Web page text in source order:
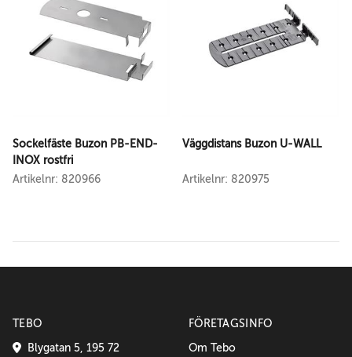
Sockelfäste Buzon PB-END-
INOX rostfri
Artikelnr: 820966
Väggdistans Buzon U-WALL
Artikelnr: 820975
TEBO
Blygatan 5, 195 72
FÖRETAGSINFO
Om Tebo